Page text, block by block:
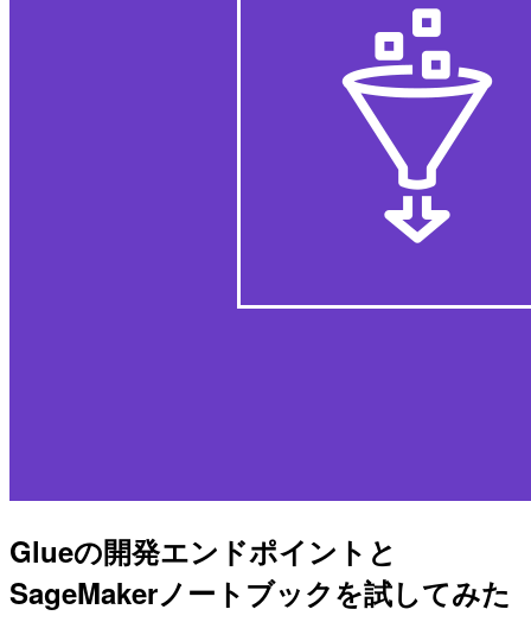
Glueの開発エンドポイントと
SageMakerノートブックを試してみた